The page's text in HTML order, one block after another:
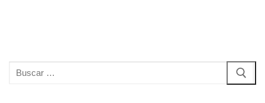
Buscar: